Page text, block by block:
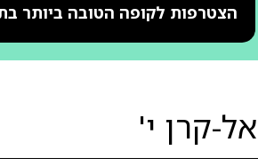
הצטרפות לקופה הטובה ביותר
קרן י'